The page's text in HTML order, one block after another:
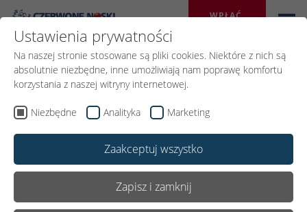
WPŁAĆ
Wróć
Udostępnij:
Ustawienia prywatności
Na naszej stronie stosowane są pliki cookies. Niektóre z nich są
absolutnie niezbędne, inne umożliwiają nam poprawę komfortu
korzystania z naszej witryny internetowej.
Niezbędne Analityka Marketing
Zaakceptuj wszystko
Zapisz i zamknij